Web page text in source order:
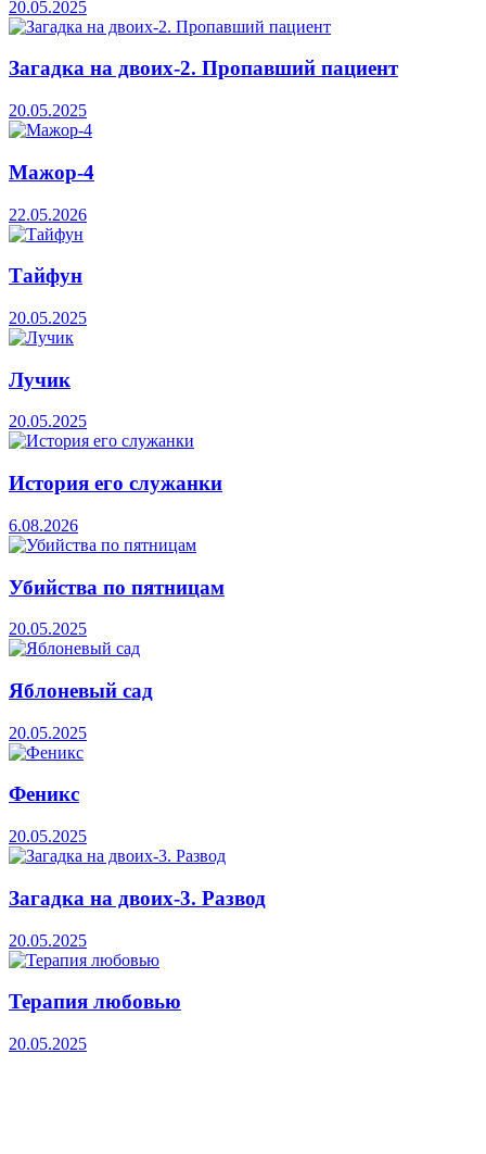
20.05.2025
Загадка на двоих-2. Пропавший пациент
20.05.2025
Мажор-4
22.05.2026
Тайфун
20.05.2025
Лучик
20.05.2025
История его служанки
6.08.2026
Убийства по пятницам
20.05.2025
Яблоневый сад
20.05.2025
Феникс
20.05.2025
Загадка на двоих-3. Развод
20.05.2025
Терапия любовью
20.05.2025